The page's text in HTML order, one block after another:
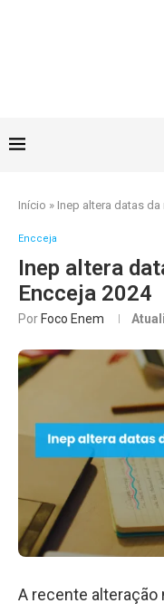
Início » Inep altera datas
Encceja
Inep altera
Encceja 2024
Por Foco Enem
A recente alteração